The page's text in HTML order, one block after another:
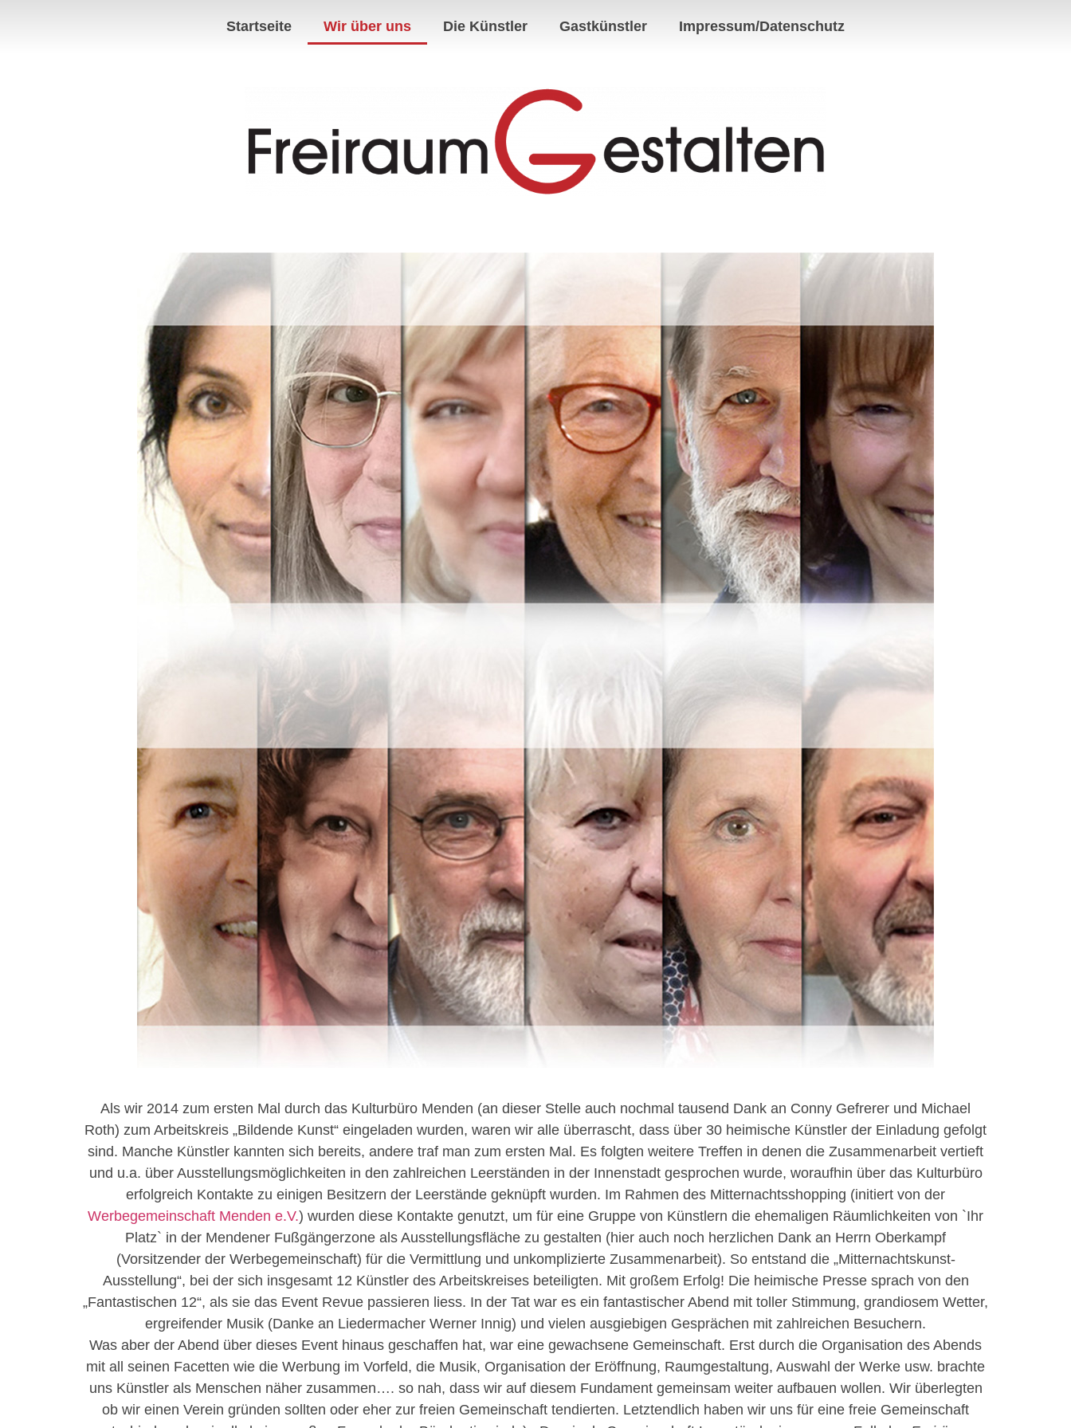
Startseite Wir über uns Die Künstler Gastkünstler Impressum/Datenschutz
Als wir 2014 zum ersten Mal durch das Kulturbüro Menden (an dieser Stelle auch nochmal tausend Dank an Conny Gefrerer und Michael
Roth) zum Arbeitskreis „Bildende Kunst“ eingeladen wurden, waren wir alle überrascht, dass über 30 heimische Künstler der Einladung gefolgt
sind. Manche Künstler kannten sich bereits, andere traf man zum ersten Mal. Es folgten weitere Treffen in denen die Zusammenarbeit vertieft
und u.a. über Ausstellungsmöglichkeiten in den zahlreichen Leerständen in der Innenstadt gesprochen wurde, woraufhin über das Kulturbüro
erfolgreich Kontakte zu einigen Besitzern der Leerstände geknüpft wurden. Im Rahmen des Mitternachtsshopping (initiert von der
Werbegemeinschaft Menden e.V.) wurden diese Kontakte genutzt, um für eine Gruppe von Künstlern die ehemaligen Räumlichkeiten von `Ihr
Platz` in der Mendener Fußgängerzone als Ausstellungsfläche zu gestalten (hier auch noch herzlichen Dank an Herrn Oberkampf
(Vorsitzender der Werbegemeinschaft) für die Vermittlung und unkomplizierte Zusammenarbeit). So entstand die „Mitternachtskunst-
Ausstellung“, bei der sich insgesamt 12 Künstler des Arbeitskreises beteiligten. Mit großem Erfolg! Die heimische Presse sprach von den
„Fantastischen 12“, als sie das Event Revue passieren liess. In der Tat war es ein fantastischer Abend mit toller Stimmung, grandiosem Wetter,
ergreifender Musik (Danke an Liedermacher Werner Innig) und vielen ausgiebigen Gesprächen mit zahlreichen Besuchern.
Was aber der Abend über dieses Event hinaus geschaffen hat, war eine gewachsene Gemeinschaft. Erst durch die Organisation des Abends
mit all seinen Facetten wie die Werbung im Vorfeld, die Musik, Organisation der Eröffnung, Raumgestaltung, Auswahl der Werke usw. brachte
uns Künstler als Menschen näher zusammen…. so nah, dass wir auf diesem Fundament gemeinsam weiter aufbauen wollen. Wir überlegten
ob wir einen Verein gründen sollten oder eher zur freien Gemeinschaft tendierten. Letztendlich haben wir uns für eine freie Gemeinschaft